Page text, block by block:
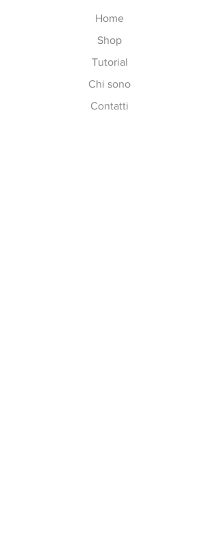
Home
Shop
Tutorial
Chi sono
Contatti